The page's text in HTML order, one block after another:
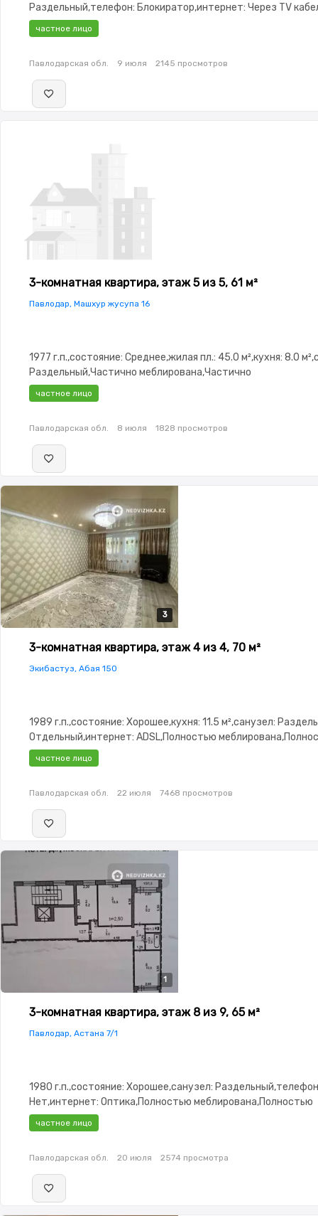
Раздельный,телефон: Блокиратор,интернет: Через TV
меблирована,Полностью меблирована,паркинг:
Паркинг,Домофон,Улучшенная
частное лицо
Павлодарская обл. 9 июля 2145 просмотров
3-комнатная квартира, этаж 5 из 5, 61 м²
Павлодар, Машхур жусупа 16
1977 г.п.,состояние: Среднее,жилая пл.: 45.0 м²,кухня: 8.0
Раздельный,Частично меблирована,Частично
меблирована,Видеонаблюдение,Неугловая,Счётчики
частное лицо
Павлодарская обл. 8 июля 1828 просмотров
3
3
3
3-комнатная квартира, этаж 4 из 4, 70 м²
Экибастуз, Абая 150
1989 г.п.,состояние: Хорошее,кухня: 11.5 м²,санузел:
Отдельный,интернет: ADSL,Полностью
меблирована,потолки: 3.0,Домофон,Пластиковые
двор
частное лицо
Павлодарская обл. 22 июля 7468 просмотров
1
3-комнатная квартира, этаж 8 из 9, 65 м²
Павлодар, Астана 7/1
1980 г.п.,состояние: Хорошее,санузел:
Нет,интернет: Оптика,Полностью меблирована,Полностью
меблирована,Домофон,Видеонаблюдение,Улучшенная
частное лицо
Павлодарская обл. 20 июля 2574 просмотра